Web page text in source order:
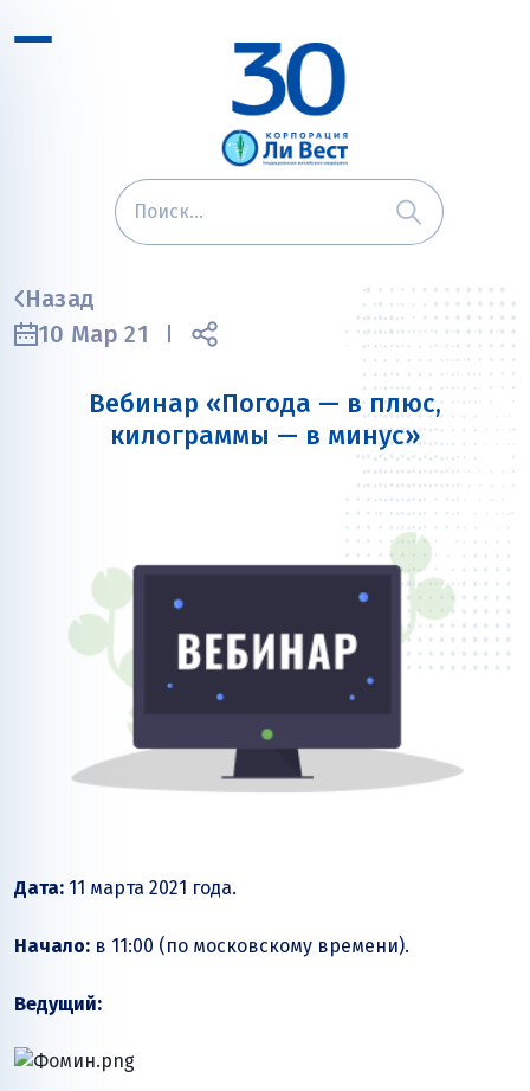
Назад
10 Мар 21
Вебинар «Погода — в плюс,
килограммы — в минус»
Дата: 11 марта 2021 года.
Начало: в 11:00 (по московскому времени).
Ведущий: